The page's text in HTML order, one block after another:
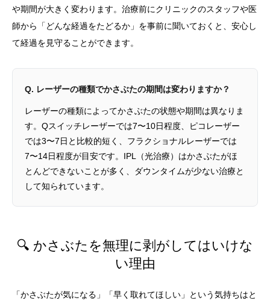
や期間が大きく変わります。治療前にクリニックのスタッフや医
師から「どんな経過をたどるか」を事前に聞いておくと、安心し
て経過を見守ることができます。
Q. レーザーの種類でかさぶたの期間は変わりますか？
レーザーの種類によってかさぶたの状態や期間は異なりま
す。Qスイッチレーザーでは7〜10日程度、ピコレーザー
では3〜7日と比較的短く、フラクショナルレーザーでは
7〜14日程度が目安です。IPL（光治療）はかさぶたがほ
とんどできないことが多く、ダウンタイムが少ない治療と
して知られています。
🔍 かさぶたを無理に剥がしてはいけな
い理由
「かさぶたが気になる」「早く取れてほしい」という気持ちはと